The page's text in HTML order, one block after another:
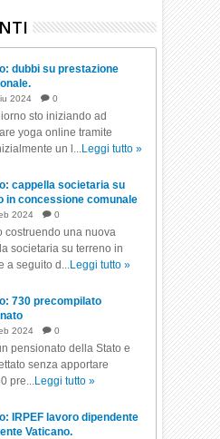
dubbi su prestazione
2024 0
sto iniziando ad
yoga online tramite
un l...Leggi tutto »
cappella societaria su
in concessione comunale
2024 0
costruendo una nuova
societaria su terreno in
a seguito d...Leggi tutto »
730 precompilato
2024 0
pensionato della Stato e
senza apportare
pre...Leggi tutto »
IRPEF lavoro dipendente
Vaticano.